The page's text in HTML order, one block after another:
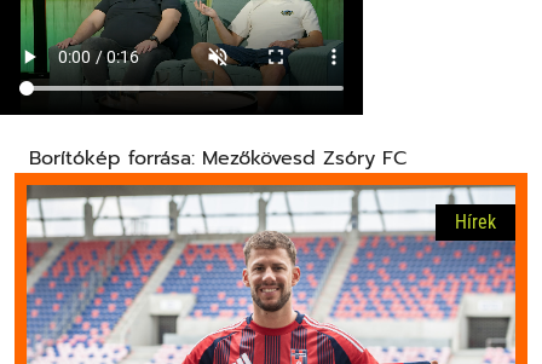
Borítókép forrása: Mezőkövesd Zsóry FC
Hírek